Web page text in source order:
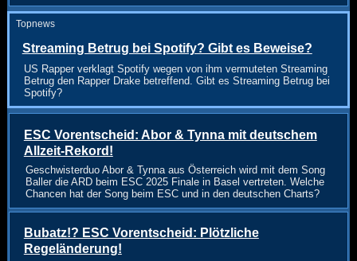
Topnews
Streaming Betrug bei Spotify? Gibt es Beweise?
US Rapper verklagt Spotify wegen von ihm vermuteten Streaming
Betrug den Rapper Drake betreffend. Gibt es Streaming Betrug bei
Spotify?
ESC Vorentscheid: Abor & Tynna mit deutschem
Allzeit-Rekord!
Geschwisterduo Abor & Tynna aus Österreich wird mit dem Song
Baller die ARD beim ESC 2025 Finale in Basel vertreten. Welche
Chancen hat der Song beim ESC und in den deutschen Charts?
Bubatz!? ESC Vorentscheid: Plötzliche
Regeländerung!